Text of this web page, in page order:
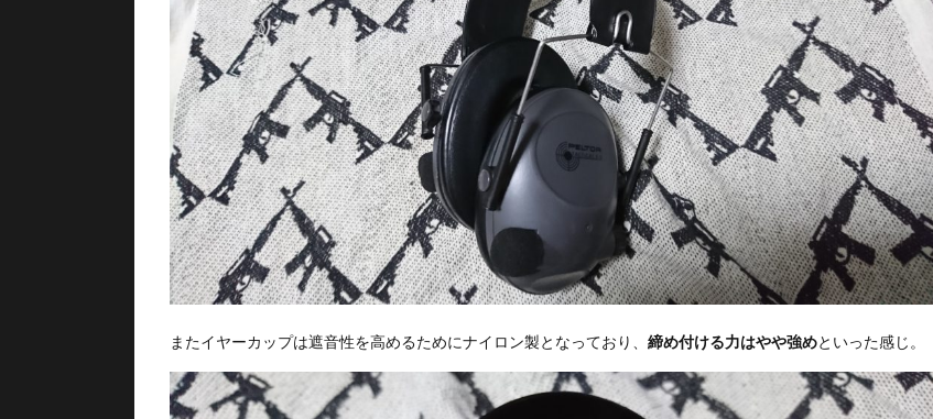
またイヤーカップは遮音性を高めるためにナイロン製となっており、 締め付ける力はやや強めといった感じ。